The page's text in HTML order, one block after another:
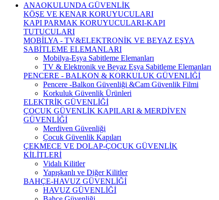
ANAOKULUNDA GÜVENLİK
KÖŞE VE KENAR KORUYUCULARI
KAPI PARMAK KORUYUCULARI-KAPI
TUTUCULARI
MOBİLYA - TV&ELEKTRONİK VE BEYAZ EŞYA
SABİTLEME ELEMANLARI
Mobilya-Eşya Sabitleme Elemanları
TV & Elektronik ve Beyaz Eşya Sabitleme Elemanları
PENCERE - BALKON & KORKULUK GÜVENLİĞİ
Pencere -Balkon Güvenliği &Cam Güvenlik Filmi
Korkuluk Güvenlik Ürünleri
ELEKTRİK GÜVENLİĞİ
ÇOCUK GÜVENLİK KAPILARI & MERDİVEN
GÜVENLİĞİ
Merdiven Güvenliği
Çocuk Güvenlik Kapıları
ÇEKMECE VE DOLAP-ÇOCUK GÜVENLİK
KİLİTLERİ
Vidalı Kilitler
Yapışkanlı ve Diğer Kilitler
BAHÇE-HAVUZ GÜVENLİĞİ
HAVUZ GÜVENLİĞİ